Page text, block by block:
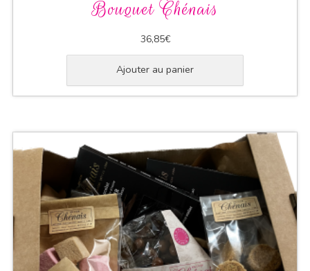
Bouquet Chénais
36,85€
Ajouter au panier